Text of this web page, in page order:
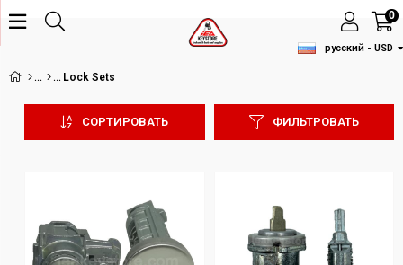
русский - USD
0
Lock Sets
ФИЛЬТРОВАТЬ
СОРТИРОВАТЬ